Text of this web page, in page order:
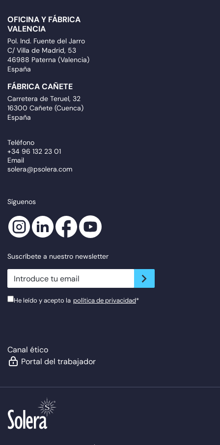
OFICINA Y FÁBRICA
VALENCIA
Pol. Ind. Fuente del Jarro
C/ Villa de Madrid, 53
46988 Paterna (Valencia)
España
FÁBRICA CAÑETE
Carretera de Teruel, 32
16300 Cañete (Cuenca)
España
Teléfono
+34 96 132 23 01
Email
solera@psolera.com
Síguenos
Suscríbete a nuestro newsletter
newsletter.suscribe
He leído y acepto la política de privacidad*
Canal ético
Portal del trabajador